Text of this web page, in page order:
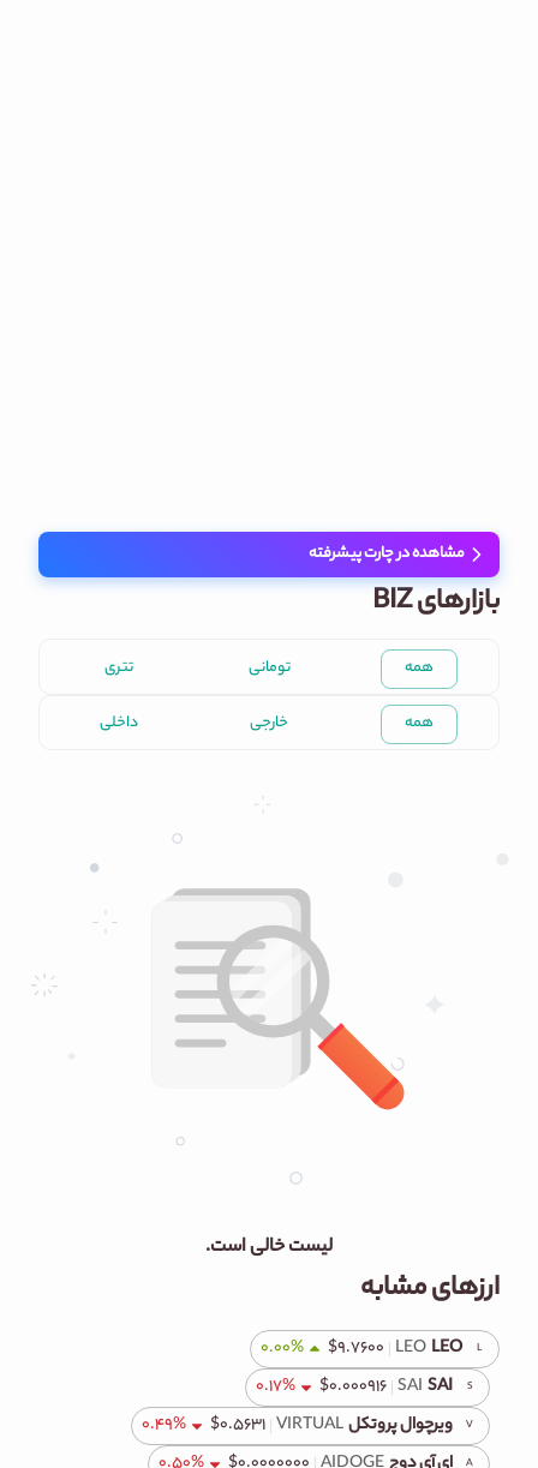
مشاهده در چارت پیشرفته
بازارهای BIZ
همه تومانی تتری
همه خارجی داخلی
لیست خالی است.
ارزهای مشابه
L
LEO
LEO
$۹.۷۶۰۰ 0.00%
S
SAI
SAI
$۰.۰۰۰۹۱۶ 0.17%
V ویرچوال پروتکلVIRTUAL
$۰.۵۶۳۱ 0.49%
A